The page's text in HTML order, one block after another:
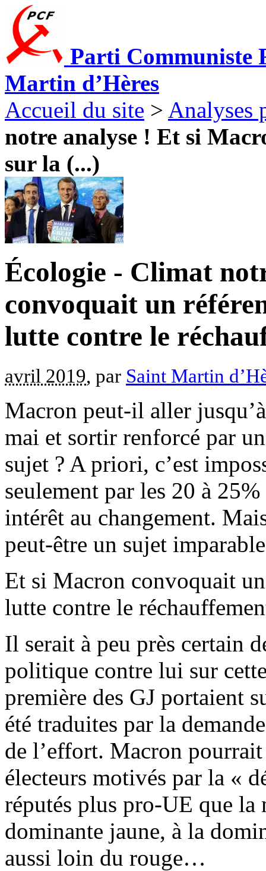
Parti Communiste
Martin d’Hères
Accueil du site > Analyses
notre analyse ! Et si
sur la (...)
Écologie - Climat
convoquait un
lutte contre le
avril 2019, par Saint Martin
Macron peut-il aller
mai et sortir renforcé par
sujet ? A priori, c’est
seulement par les 20 à
intérêt au changement.
peut-être un sujet
Et si Macron convoquait
lutte contre le
Il serait à peu près certain
politique contre lui sur
première des GJ portaient
été traduites par la
de l’effort. Macron
électeurs motivés par la «
réputés plus pro-UE que la
dominante jaune, à la
aussi loin du rouge…